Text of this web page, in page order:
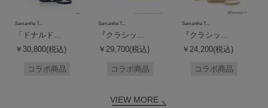
Samantha T...
「ドナルド...
￥30,800(税込)
コラボ商品
Samantha T...
『クラシッ...
￥29,700(税込)
コラボ商品
Samantha T...
『クラシッ...
￥24,200(税込)
コラボ商品
VIEW MORE